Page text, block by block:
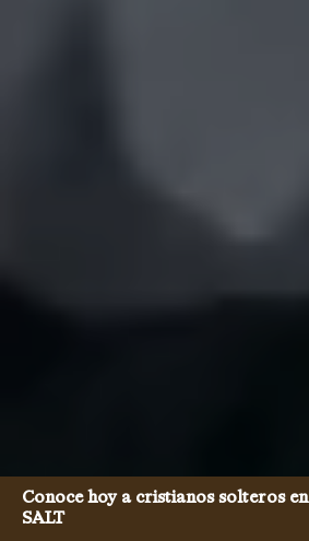
Conoce hoy a cristianos solteros en
SALT